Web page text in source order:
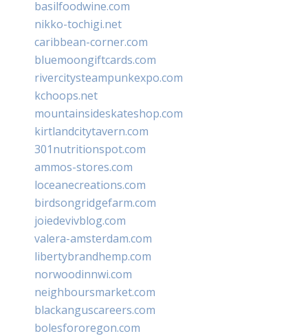
basilfoodwine.com
nikko-tochigi.net
caribbean-corner.com
bluemoongiftcards.com
rivercitysteampunkexpo.com
kchoops.net
mountainsideskateshop.com
kirtlandcitytavern.com
301nutritionspot.com
ammos-stores.com
loceanecreations.com
birdsongridgefarm.com
joiedevivblog.com
valera-amsterdam.com
libertybrandhemp.com
norwoodinnwi.com
neighboursmarket.com
blackanguscareers.com
bolesfororegon.com